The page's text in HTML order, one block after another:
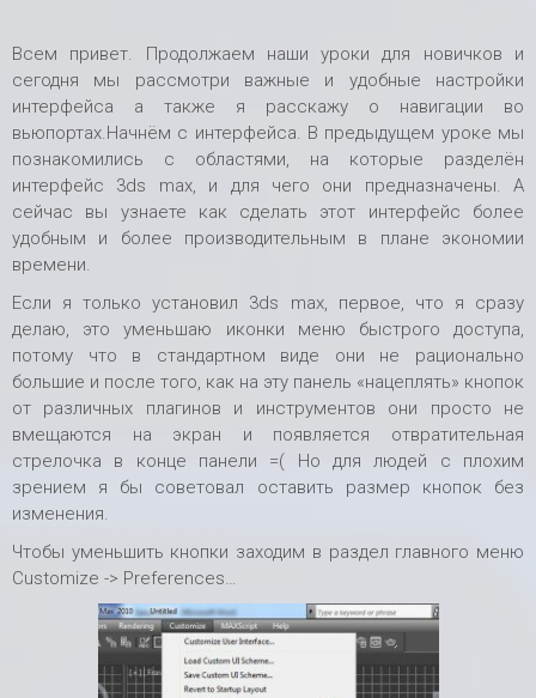
Всем привет. Продолжаем наши уроки для новичков и
сегодня мы рассмотри важные и удобные настройки
интерфейса а также я расскажу о навигации во
вьюпортах.Начнём с интерфейса. В предыдущем уроке мы
познакомились с областями, на которые разделён
интерфейс 3ds max, и для чего они предназначены. А
сейчас вы узнаете как сделать этот интерфейс более
удобным и более производительным в плане экономии
времени.
Если я только установил 3ds max, первое, что я сразу
делаю, это уменьшаю иконки меню быстрого доступа,
потому что в стандартном виде они не рационально
большие и после того, как на эту панель «нацеплять» кнопок
от различных плагинов и инструментов они просто не
вмещаются на экран и появляется отвратительная
стрелочка в конце панели =( Но для людей с плохим
зрением я бы советовал оставить размер кнопок без
изменения.
Чтобы уменьшить кнопки заходим в раздел главного меню
Customize -> Preferences…